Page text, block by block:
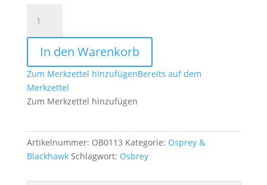
Brit.
Mehrzwecktasche
Osprey
MTP
Tarn
Menge
In den Warenkorb
Zum Merkzettel hinzufügenBereits auf dem
Merkzettel
Zum Merkzettel hinzufügen
Artikelnummer: OB0113 Kategorie: Osprey &
Blackhawk Schlagwort: Osbrey